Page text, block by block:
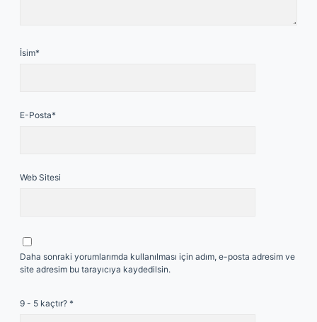
İsim*
E-Posta*
Web Sitesi
Daha sonraki yorumlarımda kullanılması için adım, e-posta adresim ve
site adresim bu tarayıcıya kaydedilsin.
9 - 5 kaçtır? *